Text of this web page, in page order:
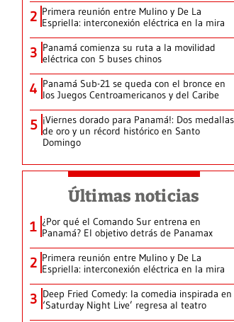
2 Primera reunión entre Mulino y De La
Espriella: interconexión eléctrica en la mira
3 Panamá comienza su ruta a la movilidad
eléctrica con 5 buses chinos
4 Panamá Sub-21 se queda con el bronce en
los Juegos Centroamericanos y del Caribe
5 ¡Viernes dorado para Panamá!: Dos medallas
de oro y un récord histórico en Santo
Domingo
Últimas noticias
1 ¿Por qué el Comando Sur entrena en
Panamá? El objetivo detrás de Panamax
2 Primera reunión entre Mulino y De La
Espriella: interconexión eléctrica en la mira
3 Deep Fried Comedy: la comedia inspirada en
‘Saturday Night Live’ regresa al teatro